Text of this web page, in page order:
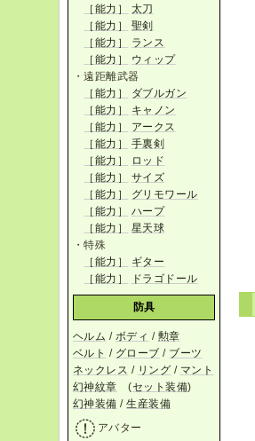
［能力］
太刀
［能力］
聖剣
［能力］
ランス
［能力］
ウィップ
・遠距離武器
［能力］
ダブルガン
［能力］
キャノン
［能力］
アークス
［能力］
手裏剣
［能力］
ロッド
［能力］
サイズ
［能力］
グリモワール
［能力］
ハープ
［能力］
星天球
・特殊
［能力］
ギター
［能力］
ドラゴドール
防具
ヘルム / ボディ / 勲章
ベルト / グローブ / ブーツ
ネックレス / リング / マント
幻神紋章 (セット装備)
幻神装備 /生産装備
アバター